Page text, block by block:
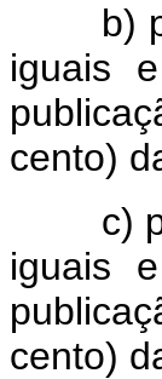
b)
iguais
cento)
c)
iguais
cento)